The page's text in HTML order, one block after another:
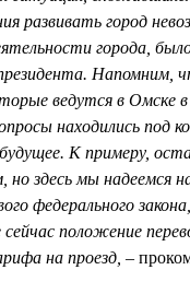
развивать город
города,
ведутся в Омске
находились под
К примеру,
но здесь мы надеемся
федерального
положение
на проезд, –